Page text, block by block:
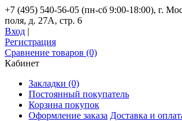
+7 (495) 540-56-05 (пн-сб 9:00-18:00), г.
поля, д. 27А, стр. 6
Вход |
Регистрация
Сравнение товаров (0)
Кабинет
Закладки (0)
Постоянный покупатель
Корзина покупок
Оформление заказа Доставка и